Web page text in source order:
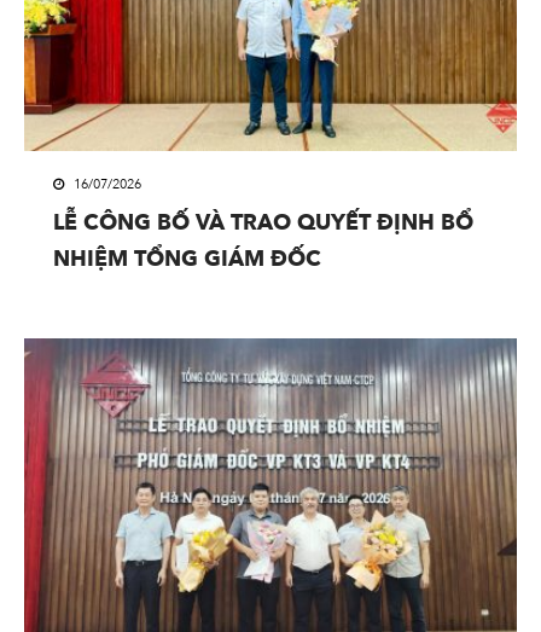
16/07/2026
LỄ CÔNG BỐ VÀ TRAO QUYẾT ĐỊNH BỔ
NHIỆM TỔNG GIÁM ĐỐC